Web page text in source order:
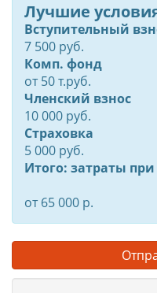
Лучшие
Вступительный
7 500 руб.
Комп. фонд
от50т.руб.
Членский взнос
10 000 руб.
Страховка
5 000 руб.
Итого: затраты
от 65 000 р.